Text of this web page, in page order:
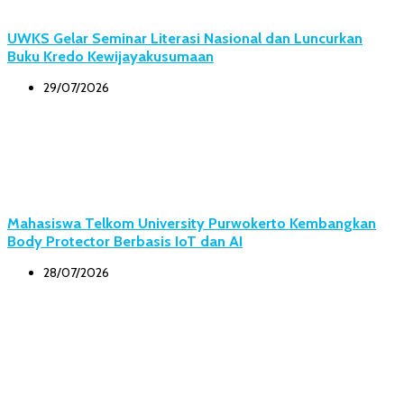
UWKS Gelar Seminar Literasi Nasional dan Luncurkan
Buku Kredo Kewijayakusumaan
29/07/2026
Mahasiswa Telkom University Purwokerto Kembangkan
Body Protector Berbasis IoT dan AI
28/07/2026